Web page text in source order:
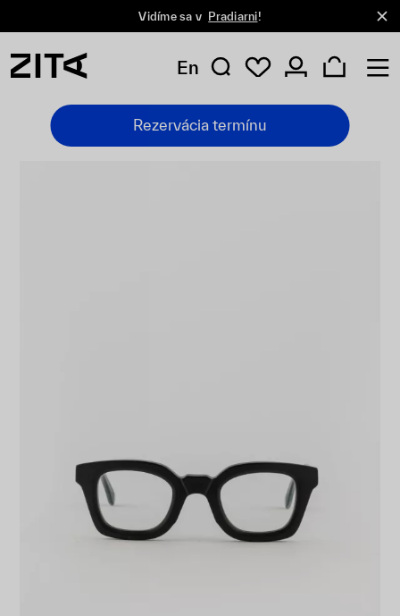
Vidíme sa v Pradiarni!
En
Rezervácia termínu